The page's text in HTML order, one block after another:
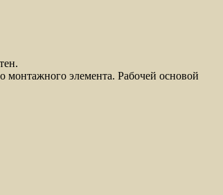
монтажного элемента. Рабочей основой